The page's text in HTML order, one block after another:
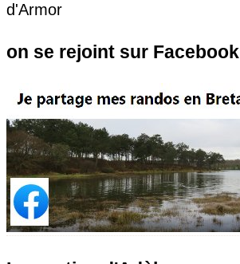
d'Armor
on se rejoint sur Facebook